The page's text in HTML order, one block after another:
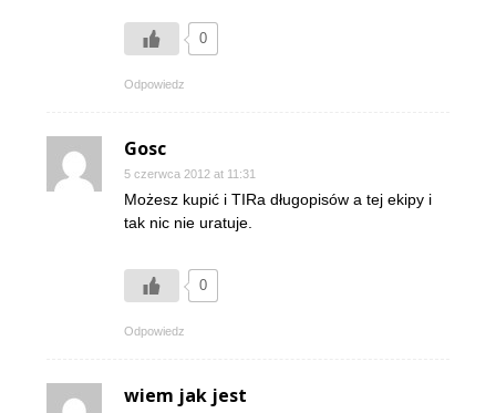
0
Odpowiedz
Gosc
5 czerwca 2012 at 11:31
Możesz kupić i TIRa długopisów a tej ekipy i
tak nic nie uratuje.
0
Odpowiedz
wiem jak jest